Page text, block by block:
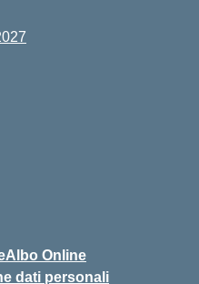
Albo Online
dati personali